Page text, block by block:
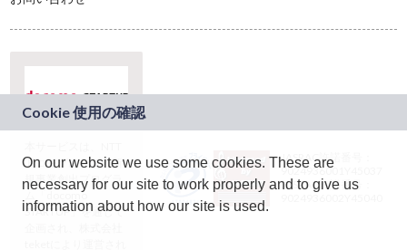
ドコモグループの新
規事業創出プログラ
ム「docomo
STARTUP」を通じて
JASRAC許諾番号：
9024936001Y45037
JASRAC許諾番号：
On our website we use some cookies. These are
necessary for our site to work properly and to give us
information about how our site is used.